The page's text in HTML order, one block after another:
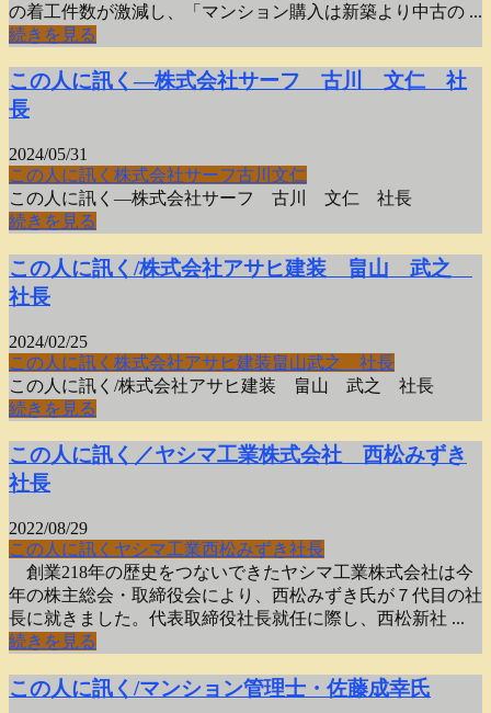
の着工件数が激減し、「マンション購入は新築より中古の ...
続きを見る
この人に訊く―株式会社サーフ 古川 文仁 社
長
2024/05/31
この人に訊く 株式会社サーフ古川文仁
この人に訊く―株式会社サーフ 古川 文仁 社長
続きを見る
この人に訊く/株式会社アサヒ建装 畠山 武之
社長
2024/02/25
この人に訊く 株式会社アサヒ建装畠山武之 社長
この人に訊く/株式会社アサヒ建装 畠山 武之 社長
続きを見る
この人に訊く／ヤシマ工業株式会社 西松みずき
社長
2022/08/29
この人に訊く ヤシマ工業西松みずき社長
創業218年の歴史をつないできたヤシマ工業株式会社は今
年の株主総会・取締役会により、西松みずき氏が７代目の社
長に就きました。代表取締役社長就任に際し、西松新社 ...
続きを見る
この人に訊く/マンション管理士・佐藤成幸氏